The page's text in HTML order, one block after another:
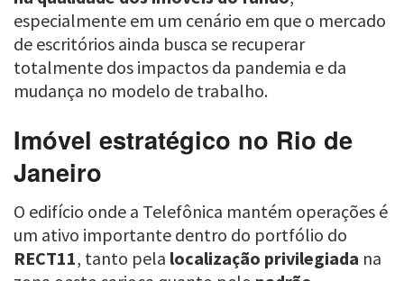
especialmente em um cenário em que o mercado
de escritórios ainda busca se recuperar
totalmente dos impactos da pandemia e da
mudança no modelo de trabalho.
Imóvel estratégico no Rio de
Janeiro
O edifício onde a Telefônica mantém operações é
um ativo importante dentro do portfólio do
RECT11, tanto pela localização privilegiada na